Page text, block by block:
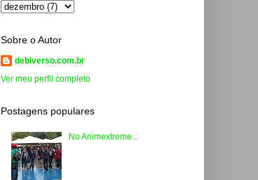
Sobre o Autor
debiverso.com.br
Ver meu perfil completo
Postagens populares
No Animextreme...